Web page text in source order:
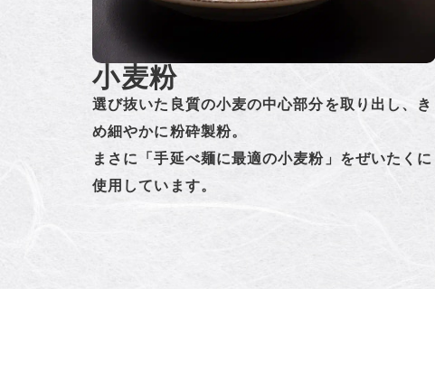
小麦粉
選び抜いた良質の小麦の中心部分を取り出し、き
め細やかに粉砕製粉。
まさに「手延べ麺に最適の小麦粉」をぜいたくに
使用しています。